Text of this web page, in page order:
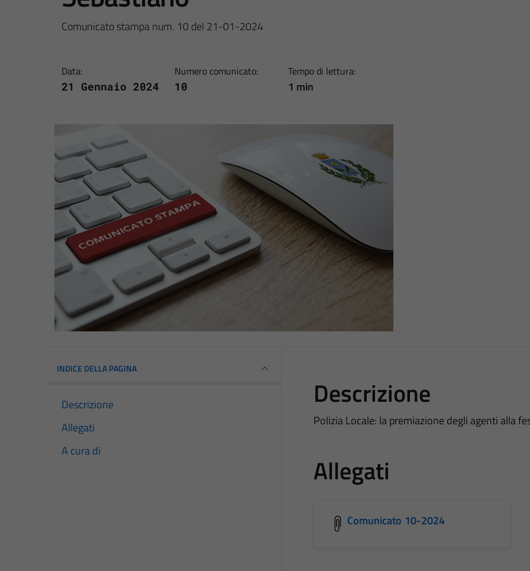
Comunicato stampa num. 10 del 21-01-2024
Data:
21 Gennaio 2024
Numero comunicato:
10
Tempo di lettura:
1 min
INDICE DELLA PAGINA
Descrizione
Allegati
A cura di
Descrizione
Polizia Locale: la premiazione degli agenti alla
Allegati
Comunicato 10-2024